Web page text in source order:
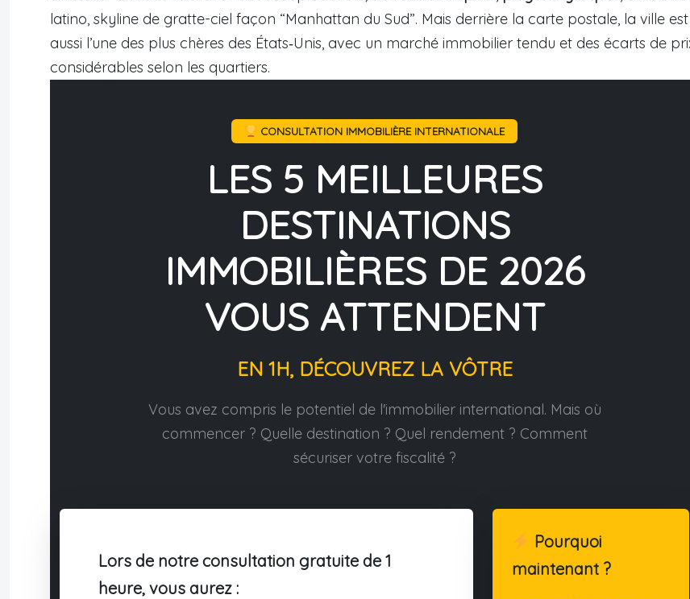
latino, skyline de gratte-ciel façon “Manhattan du Sud”. Mais derrière la carte postale, la ville est
aussi l’une des plus chères des États‑Unis, avec un marché immobilier tendu et des écarts de
considérables selon les quartiers.
CONSULTATION IMMOBILIÈRE INTERNATIONALE
LES 5 MEILLEURES
DESTINATIONS
IMMOBILIÈRES DE 2026
VOUS ATTENDENT
EN 1H, DÉCOUVREZ LA VÔTRE
Vous avez compris le potentiel de l'immobilier international. Mais où
commencer ? Quelle destination ? Quel rendement ? Comment
sécuriser votre fiscalité ?
Lors de notre consultation gratuite de 1
heure, vous aurez :
Pourquoi
maintenant ?